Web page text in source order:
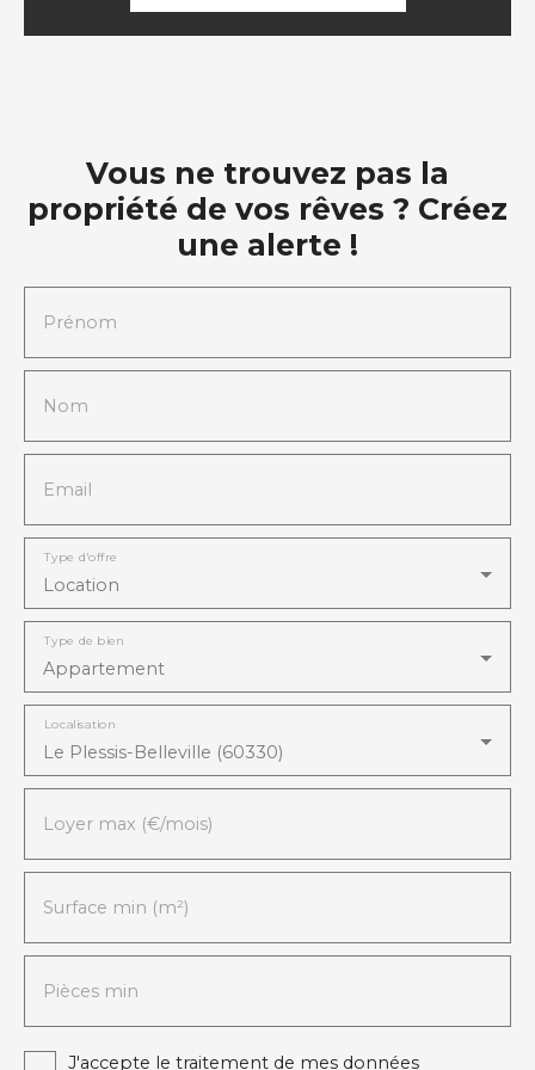
Vous ne trouvez pas la
propriété de vos rêves ? Créez
une alerte !
Prénom
Nom
Email
Location
Type d'offre
Appartement
Type de bien
Le Plessis-Belleville (60330)
Localisation
Loyer max (€/mois)
Surface min (m²)
Pièces min
J'accepte le traitement de mes données